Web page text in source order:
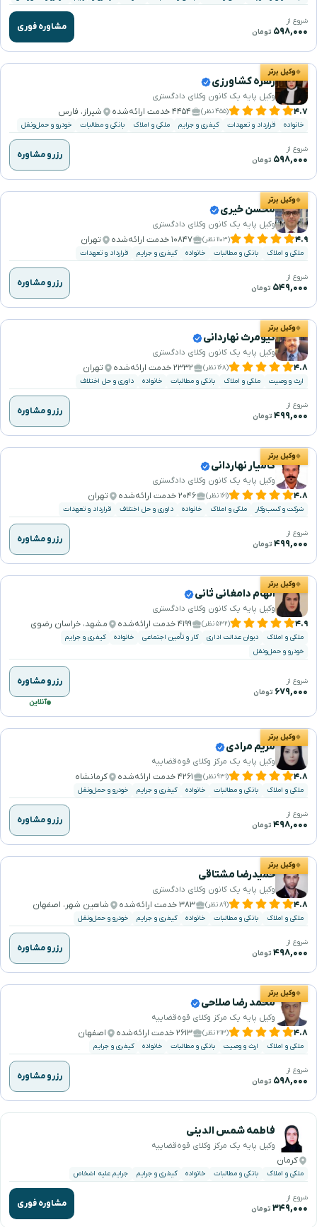
شروع از
۵۹۸,۰۰۰ تومان مشاوره فوری
وکیل برتر
زهره کشاورزی
وکیل پایه یک کانون وکلای دادگستری
۴.۷ (۴۵۵ نظر) ۴۴۵۴ خدمت ارائه‌شده شیراز، فارس
خانواده قرارداد و تعهدات کیفری و جرایم ملکی و املاک بانکی و مطالبات خودرو و حمل‌ونقل
شروع از
۵۹۸,۰۰۰ تومان رزرو مشاوره
وکیل برتر
محسن خیری
وکیل پایه یک کانون وکلای دادگستری
۴.۹ (۱۱۰۳ نظر) ۱۰۸۴۷ خدمت ارائه‌شده تهران
ملکی و املاک بانکی و مطالبات خانواده کیفری و جرایم قرارداد و تعهدات
شروع از
۵۴۹,۰۰۰ تومان رزرو مشاوره
وکیل برتر
کیومرث نهاردانی
وکیل پایه یک کانون وکلای دادگستری
۴.۸ (۱۶۸ نظر) ۲۳۳۲ خدمت ارائه‌شده تهران
ارث و وصیت ملکی و املاک بانکی و مطالبات خانواده داوری و حل اختلاف
شروع از
۴۹۹,۰۰۰ تومان رزرو مشاوره
وکیل برتر
کامیار نهاردانی
وکیل پایه یک کانون وکلای دادگستری
۴.۸ (۱۶۱ نظر) ۲۰۴۶ خدمت ارائه‌شده تهران
شرکت و کسب‌وکار ملکی و املاک خانواده داوری و حل اختلاف قرارداد و تعهدات
شروع از
۴۹۹,۰۰۰ تومان رزرو مشاوره
وکیل برتر
الهام دامغانی ثانی
وکیل پایه یک کانون وکلای دادگستری
۴.۹ (۵۳۲ نظر) ۴۱۹۹ خدمت ارائه‌شده مشهد، خراسان رضوی
ملکی و املاک دیوان عدالت اداری کار و تأمین اجتماعی خانواده
کیفری و جرایم
خودرو و حمل‌ونقل
شروع از
۶۷۹,۰۰۰ تومان
رزرو مشاوره
آنلاین
وکیل برتر
مریم مرادی
وکیل پایه یک مرکز وکلای قوه‌قضاییه
۴.۸ (۹۳۱ نظر) ۴۲۶۱ خدمت ارائه‌شده کرمانشاه
ملکی و املاک بانکی و مطالبات خانواده کیفری و جرایم خودرو و حمل‌ونقل
شروع از
۴۹۸,۰۰۰ تومان رزرو مشاوره
وکیل برتر
حمیدرضا مشتاقی
وکیل پایه یک کانون وکلای دادگستری
۴.۸ (۸۹ نظر) ۳۸۳ خدمت ارائه‌شده شاهین شهر، اصفهان
ملکی و املاک بانکی و مطالبات خانواده کیفری و جرایم خودرو و حمل‌ونقل
شروع از
۴۹۸,۰۰۰ تومان رزرو مشاوره
وکیل برتر
محمد رضا صلاحی
وکیل پایه یک مرکز وکلای قوه‌قضاییه
۴.۸ (۲۱۳ نظر) ۲۶۱۳ خدمت ارائه‌شده اصفهان
ملکی و املاک ارث و وصیت بانکی و مطالبات خانواده کیفری و جرایم
شروع از
۵۹۸,۰۰۰ تومان رزرو مشاوره
فاطمه شمس الدینی
وکیل پایه یک مرکز وکلای قوه‌قضاییه
کرمان
ملکی و املاک بانکی و مطالبات خانواده کیفری و جرایم جرایم علیه اشخاص
شروع از
۳۴۹,۰۰۰ تومان مشاوره فوری